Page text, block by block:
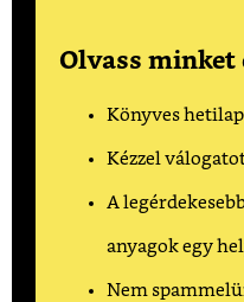
Olvass minket
Könyves
Kézzel
A
anyagok egy
Nem